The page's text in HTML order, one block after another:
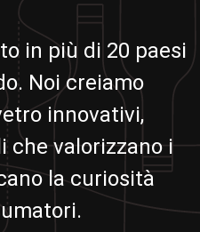
in più di 20 paesi
Noi creiamo
innovativi,
che valorizzano i
la curiosità